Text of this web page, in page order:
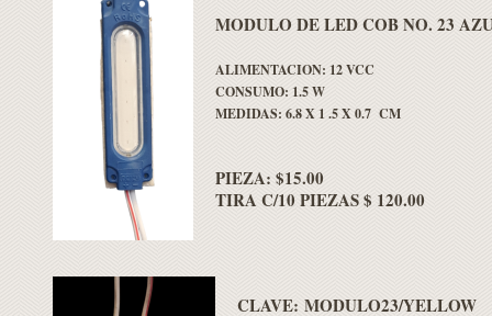
MODULO DE LED COB NO. 23
ALIMENTACION: 12 VCC
CONSUMO: 1.5 W
MEDIDAS: 6.8 X 1 .5 X 0.7 CM
PIEZA: $15.00
TIRA C/10 PIEZAS $ 120.00
CLAVE: MODULO23/YELLOW